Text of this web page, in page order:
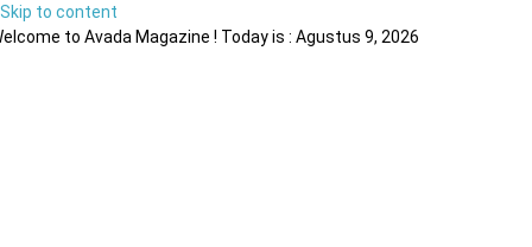
Skip to content
to Avada Magazine ! Today is : Agustus 9, 2026